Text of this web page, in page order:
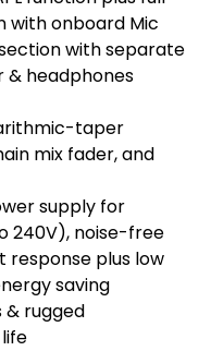
with onboard Mic
with separate
& headphones
taper
mix fader, and
supply for
240V), noise-free
response plus low
saving
rugged